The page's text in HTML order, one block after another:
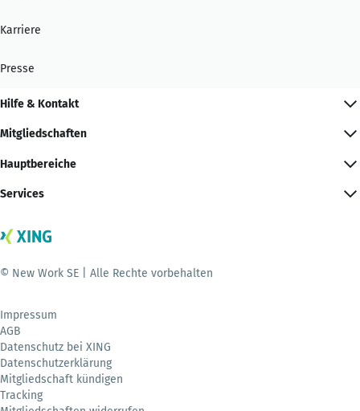
Karriere
Presse
Hilfe & Kontakt
Mitgliedschaften
Hauptbereiche
Services
© New Work SE | Alle Rechte vorbehalten
Impressum
AGB
Datenschutz bei XING
Datenschutzerklärung
Mitgliedschaft kündigen
Tracking